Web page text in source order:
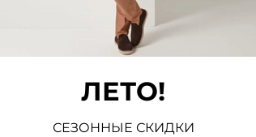
ЛЕТО!
СЕЗОННЫЕ СКИДКИ